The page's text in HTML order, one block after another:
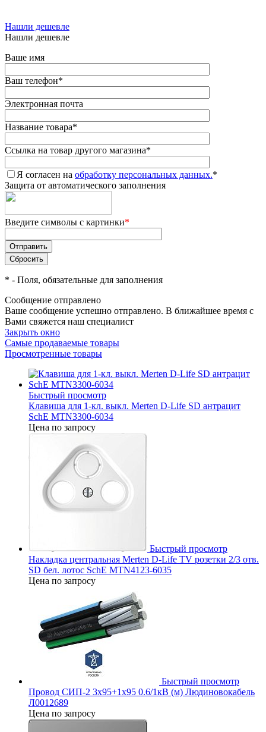
Нашли дешевле
Нашли дешевле
Ваше имя
Ваш телефон*
Электронная почта
Название товара*
Ссылка на товар другого магазина*
Я согласен на обработку персональных данных.*
Защита от автоматического заполнения
Введите символы с картинки*
* - Поля, обязательные для заполнения
Сообщение отправлено
Ваше сообщение успешно отправлено. В ближайшее время с
Вами свяжется наш специалист
Закрыть окно
Самые продаваемые товары
Просмотренные товары
Быстрый просмотр
Клавиша для 1-кл. выкл. Merten D-Life SD антрацит
SchE MTN3300-6034
Цена по запросу
Быстрый просмотр
Накладка центральная Merten D-Life TV розетки 2/3 отв.
SD бел. лотос SchE MTN4123-6035
Цена по запросу
Быстрый просмотр
Провод СИП-2 3х95+1х95 0.6/1кВ (м) Людиновокабель
Л0012689
Цена по запросу